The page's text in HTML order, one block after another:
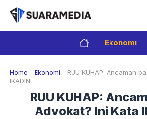
Langsung
isi
Ekonomi
Home - Ekonomi - RUU KUHAP: Ancaman
IKADIN!
RUU KUHAP:
Advokat? Ini Kata